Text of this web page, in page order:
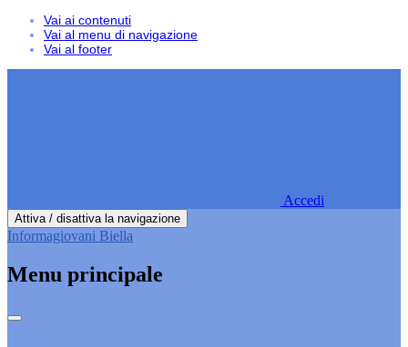
Vai ai contenuti
Vai al menu di navigazione
Vai al footer
Accedi
Attiva / disattiva la navigazione
Informagiovani Biella
Menu principale